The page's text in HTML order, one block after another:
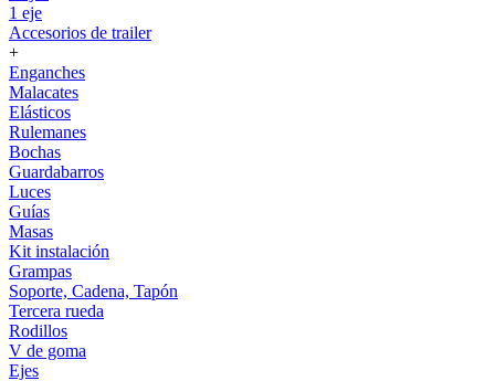
1 eje
Accesorios de trailer
+
Enganches
Malacates
Elásticos
Rulemanes
Bochas
Guardabarros
Luces
Guías
Masas
Kit instalación
Grampas
Soporte, Cadena, Tapón
Tercera rueda
Rodillos
V de goma
Ejes